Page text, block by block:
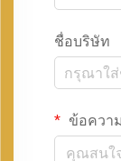
ชื่อบริษัท
ข้อความ